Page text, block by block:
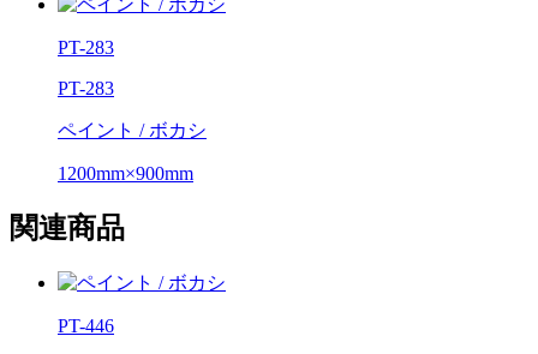
PT-283
PT-283
ペイント / ボカシ
1200mm×900mm
関連商品
PT-446